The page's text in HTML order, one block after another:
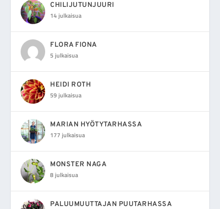
CHILIJUTUNJUURI
14 julkaisua
FLORA FIONA
5 julkaisua
HEIDI ROTH
59 julkaisua
MARIAN HYÖTYTARHASSA
177 julkaisua
MONSTER NAGA
8 julkaisua
PALUUMUUTTAJAN PUUTARHASSA